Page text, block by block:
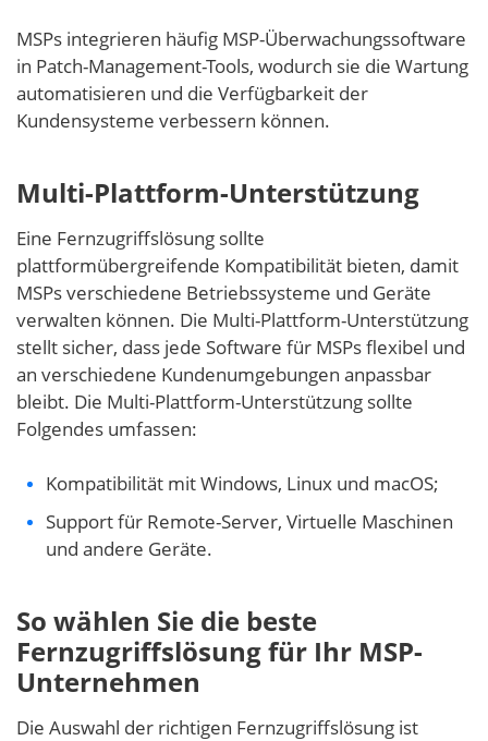
MSPs integrieren häufig MSP-Überwachungssoftware
in Patch-Management-Tools, wodurch sie die Wartung
automatisieren und die Verfügbarkeit der
Kundensysteme verbessern können.
Multi-Plattform-Unterstützung
Eine Fernzugriffslösung sollte
plattformübergreifende Kompatibilität bieten, damit
MSPs verschiedene Betriebssysteme und Geräte
verwalten können. Die Multi-Plattform-Unterstützung
stellt sicher, dass jede Software für MSPs flexibel und
an verschiedene Kundenumgebungen anpassbar
bleibt. Die Multi-Plattform-Unterstützung sollte
Folgendes umfassen:
Kompatibilität mit Windows, Linux und macOS;
Support für Remote-Server, Virtuelle Maschinen
und andere Geräte.
So wählen Sie die beste
Fernzugriffslösung für Ihr MSP-
Unternehmen
Die Auswahl der richtigen Fernzugriffslösung ist